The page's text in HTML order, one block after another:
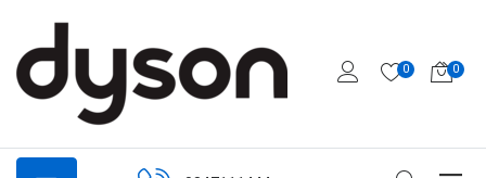
0 0